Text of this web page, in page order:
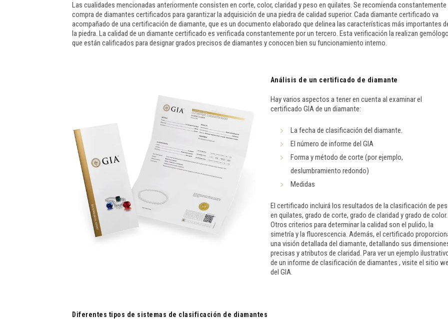
Las cualidades mencionadas anteriormente consisten en corte, color, claridad y peso en quilates. Se recomienda constantemente
compra de diamantes certificados para garantizar la adquisición de una piedra de calidad superior. Cada diamante certificado va
acompañado de una certificación de diamante, que es un documento elaborado que delinea las características más importantes
la piedra. La calidad de un diamante certificado es verificada constantemente por un tercero. Esta verificación la realizan
que están calificados para designar grados precisos de diamantes y conocen bien su funcionamiento interno.
Análisis de un certificado de diamante
Hay varios aspectos a tener en cuenta al examinar el
certificado GIA de un diamante:
La fecha de clasificación del diamante.
El número de informe del GIA
Forma y método de corte (por ejemplo,
deslumbramiento redondo)
Medidas
El certificado incluirá los resultados de la clasificación de
en quilates, grado de corte, grado de claridad y grado de color.
Otros criterios para determinar la calidad son el pulido, la
simetría y la fluorescencia. Además, el certificado
una visión detallada del diamante, detallando sus
precisas y atributos de claridad. Para ver un ejemplo
de un informe de clasificación de diamantes , visite el sitio
del GIA.
Diferentes tipos de sistemas de clasificación de diamantes